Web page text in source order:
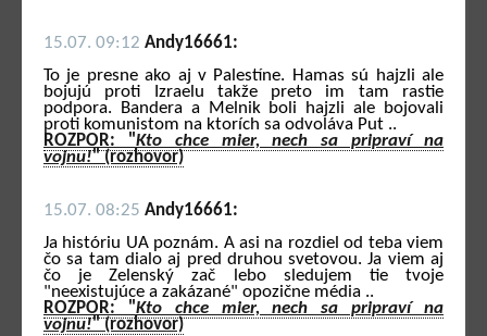
15.07. 09:12 Andy16661:
To je presne ako aj v Palestíne. Hamas sú hajzli ale
bojujú proti Izraelu takže preto im tam rastie
podpora. Bandera a Melnik boli hajzli ale bojovali
proti komunistom na ktorích sa odvoláva Put ..
ROZPOR: "Kto chce mier, nech sa pripraví na
vojnu!" (rozhovor)
15.07. 08:25 Andy16661:
Ja históriu UA poznám. A asi na rozdiel od teba viem
čo sa tam dialo aj pred druhou svetovou. Ja viem aj
čo je Zelenský zač lebo sledujem tie tvoje
"neexistujúce a zakázané" opozične média ..
ROZPOR: "Kto chce mier, nech sa pripraví na
vojnu!" (rozhovor)